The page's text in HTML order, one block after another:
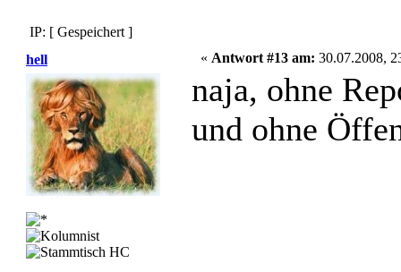
IP: [ Gespeichert ]
hell
« Antwort #13 am: 30.07.2008,
naja, ohne
und ohne